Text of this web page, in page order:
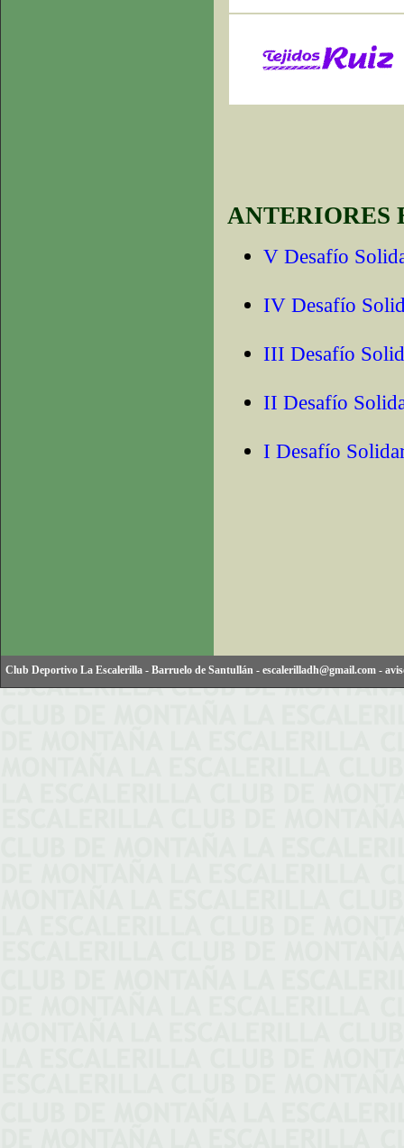
ANTERIORES
V Desafío
IV Desafío
III Desafío
II Desafío
I Desafío
Club Deportivo La Escalerilla - Barruelo de Santullán - escalerilladh@gmail.com -